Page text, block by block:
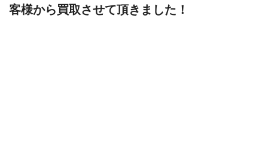
客様から買取させて頂きました！